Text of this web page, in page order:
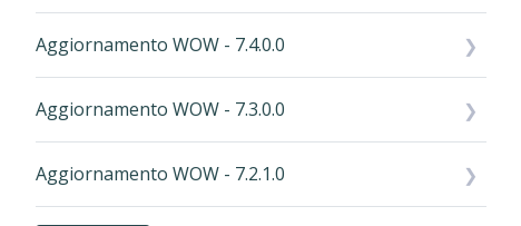
Aggiornamento WOW - 7.4.0.0
Aggiornamento WOW - 7.3.0.0
Aggiornamento WOW - 7.2.1.0